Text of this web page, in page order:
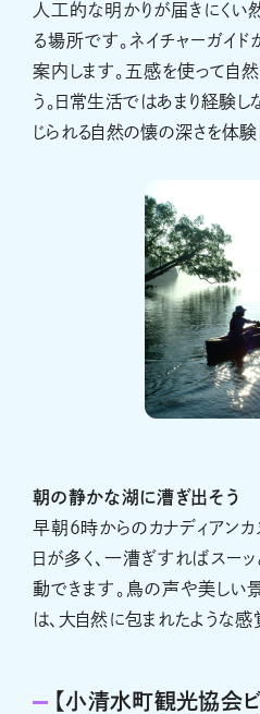
人工的な明かりが届きにく
る場所です。ネイチャーガイ
案内します。五感を使って自
う。日常生活ではあまり経験し
じられる自然の懐の深さを体験
朝の静かな湖に漕ぎ出そう
早朝6時からのカナディアン
日が多く、一漕ぎすればスー
動できます。鳥の声や美し
は、大自然に包まれたような感
【小清水町観光協会